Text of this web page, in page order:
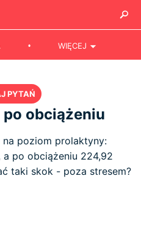
WIĘCEJ
PYTAŃ
obciążeniu
poziom prolaktyny:
po obciążeniu 224,92
taki skok - poza stresem?